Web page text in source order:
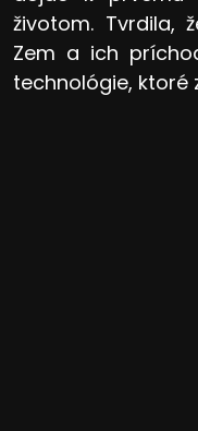
životom. Tvrdila,
Zem a ich
technológie, ktoré